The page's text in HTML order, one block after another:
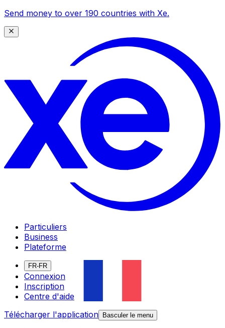
Send money to over 190 countries with Xe.
Particuliers
Business
Plateforme
FR-FR
Connexion
Inscription
Centre d'aide
Télécharger l'application
Basculer le menu